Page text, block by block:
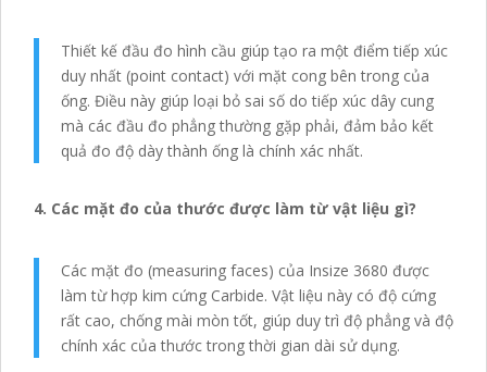
Thiết kế đầu đo hình cầu giúp tạo ra một điểm tiếp xúc
duy nhất (point contact) với mặt cong bên trong của
ống. Điều này giúp loại bỏ sai số do tiếp xúc dây cung
mà các đầu đo phẳng thường gặp phải, đảm bảo kết
quả đo độ dày thành ống là chính xác nhất.
4. Các mặt đo của thước được làm từ vật liệu gì?
Các mặt đo (measuring faces) của Insize 3680 được
làm từ hợp kim cứng Carbide. Vật liệu này có độ cứng
rất cao, chống mài mòn tốt, giúp duy trì độ phẳng và độ
chính xác của thước trong thời gian dài sử dụng.